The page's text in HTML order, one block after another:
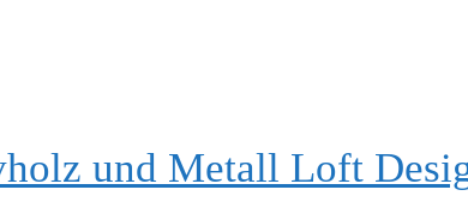
und Metall Loft